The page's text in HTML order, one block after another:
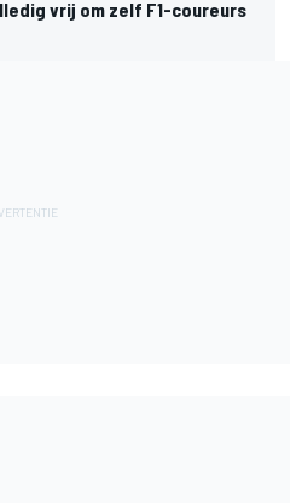
vrij om zelf F1-coureurs